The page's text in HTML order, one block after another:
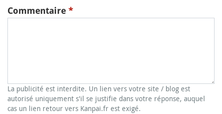
Commentaire *
La publicité est interdite. Un lien vers votre site / blog est
autorisé uniquement s'il se justifie dans votre réponse, auquel
cas un lien retour vers Kanpai.fr est exigé.